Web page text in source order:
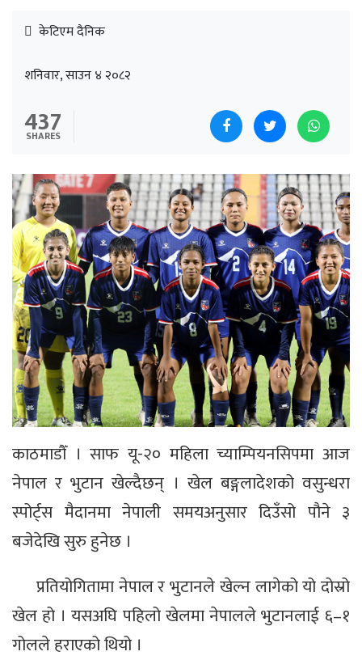
केटिएम दैनिक
शनिवार, साउन ४ २०८२
437
SHARES
काठमाडौँ । साफ यू-२० महिला च्याम्पियनसिपमा आज
नेपाल र भुटान खेल्दैछन् । खेल बङ्गलादेशको वसुन्धरा
स्पोर्ट्स मैदानमा नेपाली समयअनुसार दिउँसो पौने ३
बजेदेखि सुरु हुनेछ ।
प्रतियोगितामा नेपाल र भुटानले खेल्न लागेको यो दोस्रो
खेल हो । यसअघि पहिलो खेलमा नेपालले भुटानलाई ६–१
गोलले हराएको थियो ।